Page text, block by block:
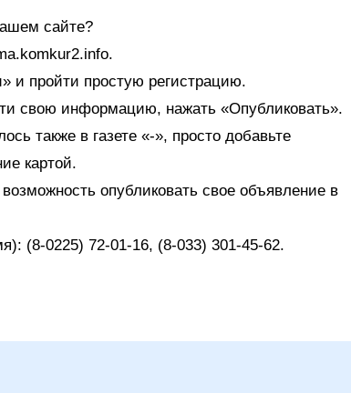
сайте?
и пройти простую регистрацию.
свою информацию, нажать «Опубликовать».
также в газете «-», просто добавьте
картой.
опубликовать свое объявление в
(8-0225) 72-01-16, (8-033) 301-45-62.